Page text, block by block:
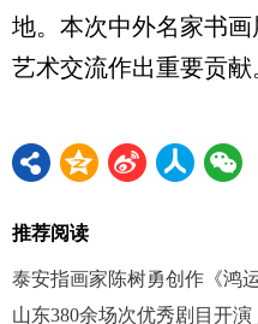
地。本次中外名家书
艺术交流作出重要贡献
推荐阅读
泰安指画家陈树勇创作《鸿
山东380余场次优秀剧目开